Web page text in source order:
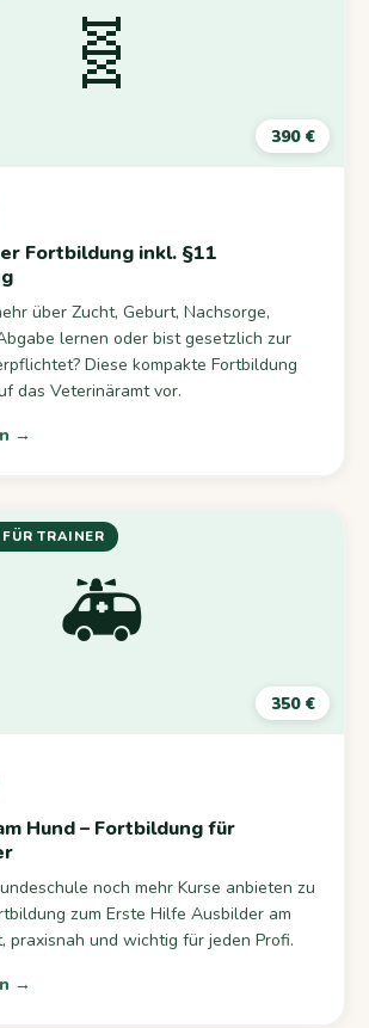
🧬
390 €
Fortbildung inkl. §11
über Zucht, Geburt, Nachsorge,
lernen oder bist gesetzlich zur
Diese kompakte Fortbildung
das Veterinäramt vor.
→
🚑
TRAINER
350 €
Hund – Fortbildung für
noch mehr Kurse anbieten zu
zum Erste Hilfe Ausbilder am
praxisnah und wichtig für jeden Profi.
→